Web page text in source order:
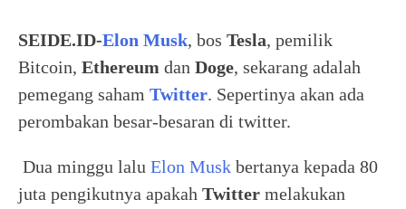
SEIDE.ID-Elon Musk, bos Tesla, pemilik
Bitcoin, Ethereum dan Doge, sekarang adalah
pemegang saham Twitter. Sepertinya akan ada
perombakan besar-besaran di twitter.
Dua minggu lalu Elon Musk bertanya kepada 80
juta pengikutnya apakah Twitter melakukan